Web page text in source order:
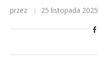
przez 25 listopada 2025